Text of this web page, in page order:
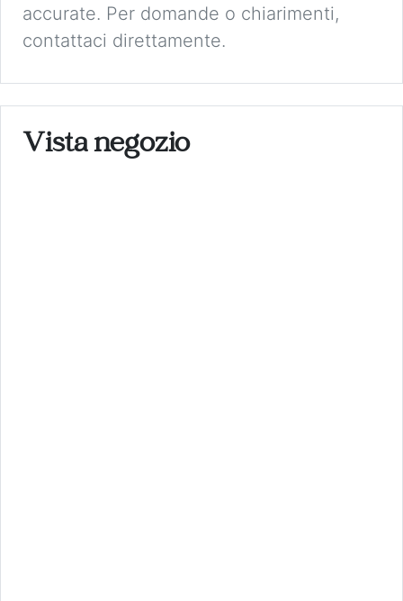
accurate. Per domande o chiarimenti,
contattaci direttamente.
Vista negozio